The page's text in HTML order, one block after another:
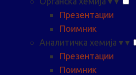
Презентации
Поимник
Аналитичка хемија ▾ ▾
Презентации
Поимник